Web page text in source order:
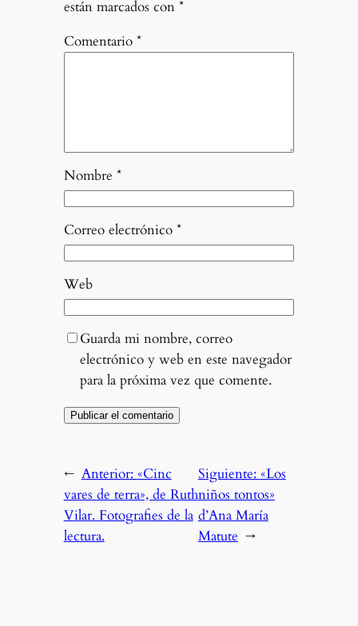
están marcados con *
Comentario *
Nombre *
Correo electrónico *
Web
Guarda mi nombre, correo
electrónico y web en este navegador
para la próxima vez que comente.
← Anterior: «Cinc
vares de terra», de Ruth
Vilar. Fotografies de la
lectura.
Siguiente: «Los
niños tontos»
d’Ana María
Matute →